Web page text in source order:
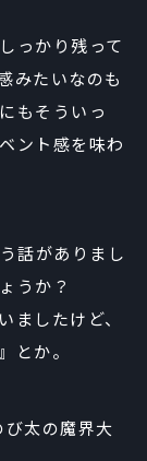
っかり残って
みたいなのも
もそういっ
ント感を味わ
話がありまし
うか？
したけど、
とか。
び太の魔界大